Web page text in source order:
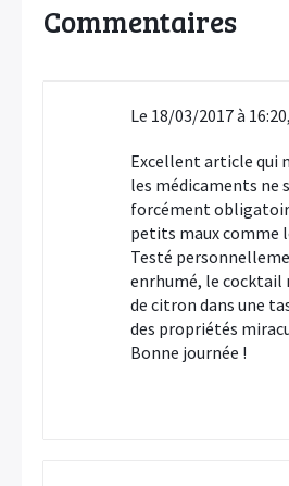
Commentaires
Le 18/03/2017 à 16:20,
Excellent article qui
les médicaments ne
forcément
petits maux comme
Testé
enrhumé, le cocktail
de citron dans une
des propriétés
Bonne journée !